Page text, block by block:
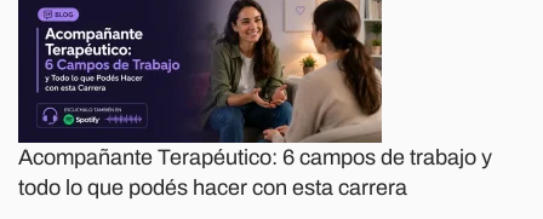
Acompañante Terapéutico: 6 campos de trabajo y
todo lo que podés hacer con esta carrera